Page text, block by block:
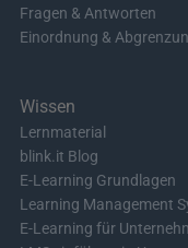
Fragen & Antworten
Einordnung &
Wissen
Lernmaterial
blink.it Blog
E-Learning Grundlagen
Learning Management
E-Learning für